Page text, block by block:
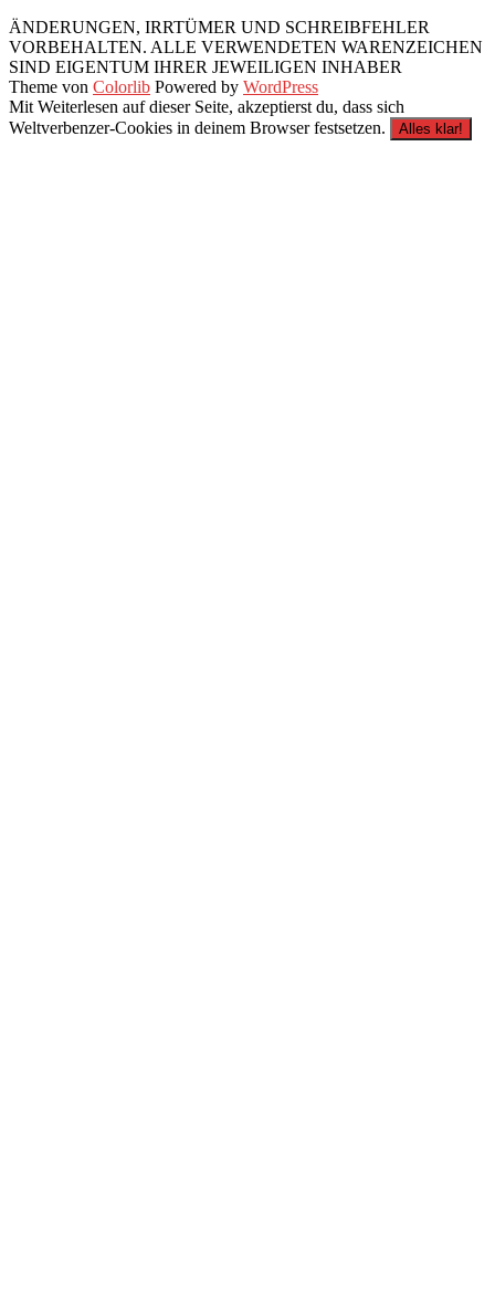
ÄNDERUNGEN, IRRTÜMER UND SCHREIBFEHLER
VORBEHALTEN. ALLE VERWENDETEN WARENZEICHEN
SIND EIGENTUM IHRER JEWEILIGEN INHABER
Theme von Colorlib Powered by WordPress
Mit Weiterlesen auf dieser Seite, akzeptierst du, dass sich
Weltverbenzer-Cookies in deinem Browser festsetzen.
Alles klar!